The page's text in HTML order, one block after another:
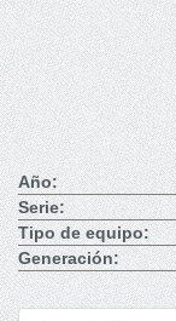
Año:
Serie:
Tipo de equipo:
Generación: